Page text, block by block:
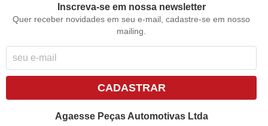
Inscreva-se em nossa newsletter
Quer receber novidades em seu e-mail, cadastre-se em nosso
mailing.
CADASTRAR
Agaesse Peças Automotivas Ltda